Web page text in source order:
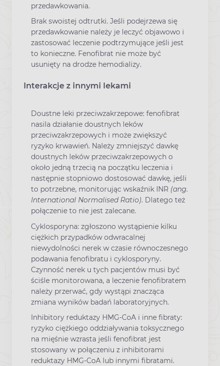
przedawkowania.
Brak swoistej odtrutki. Jeśli podejrzewa się
przedawkowanie należy je leczyć objawowo i
zastosować leczenie podtrzymujące jeśli jest
to konieczne. Fenofibrat nie może być
usunięty na drodze hemodializy.
Interakcje z innymi lekami
Doustne leki przeciwzakrzepowe: fenofibrat
nasila działanie doustnych leków
przeciwzakrzepowych i może zwiększyć
ryzyko krwawień. Należy zmniejszyć dawkę
doustnych leków przeciwzakrzepowych o
około jedną trzecią na początku leczenia i
następnie stopniowo dostosować dawkę, jeśli
to potrzebne, monitorując wskaźnik INR (ang.
International Normalised Ratio). Dlatego też
połączenie to nie jest zalecane.
Cyklosporyna: zgłoszono wystąpienie kilku
ciężkich przypadków odwracalnej
niewydolności nerek w czasie równoczesnego
podawania fenofibratu i cyklosporyny.
Czynność nerek u tych pacjentów musi być
ściśle monitorowana, a leczenie fenofibratem
należy przerwać, gdy wystąpi znacząca
zmiana wyników badań laboratoryjnych.
Inhibitory reduktazy HMG-CoA i inne fibraty:
ryzyko ciężkiego oddziaływania toksycznego
na mięśnie wzrasta jeśli fenofibrat jest
stosowany w połączeniu z inhibitorami
reduktazy HMG-CoA lub innymi fibratami.